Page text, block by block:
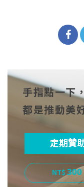
cebo
ok
手指點一下
都是推動美
定期贊
300